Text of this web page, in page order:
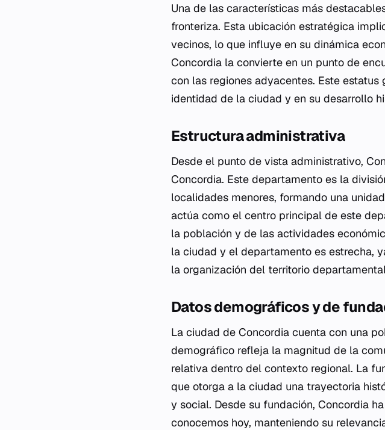
Una de las características más
fronteriza. Esta ubicación estratégica
vecinos, lo que influye en su dinámica
Concordia la convierte en un punto de
con las regiones adyacentes. Este
identidad de la ciudad y en su desarrollo
Estructura administrativa
Desde el punto de vista administrativo,
Concordia. Este departamento es la
localidades menores, formando una
actúa como el centro principal de este
la población y de las actividades
la ciudad y el departamento es estrecha,
la organización del territorio
Datos demográficos y de
La ciudad de Concordia cuenta con una
demográfico refleja la magnitud de la
relativa dentro del contexto regional. La
que otorga a la ciudad una trayectoria
y social. Desde su fundación, Concordia
conocemos hoy, manteniendo su